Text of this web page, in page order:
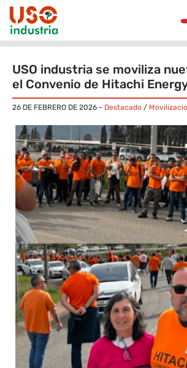
Skip to main content
USO industria se moviliza
el Convenio de Hitachi
26 DE FEBRERO DE 2026 - Destacado /